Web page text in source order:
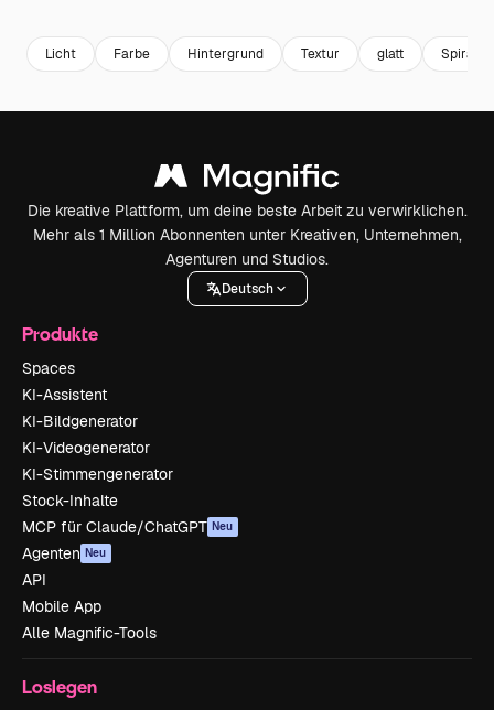
Licht Farbe Hintergrund Textur glatt Spirale
Die kreative Plattform, um deine beste Arbeit zu verwirklichen.
Mehr als 1 Million Abonnenten unter Kreativen, Unternehmen,
Agenturen und Studios.
Deutsch
Produkte
Spaces
KI-Assistent
KI-Bildgenerator
KI-Videogenerator
KI-Stimmengenerator
Stock-Inhalte
MCP für Claude/ChatGPT Neu
Agenten Neu
API
Mobile App
Alle Magnific-Tools
Loslegen